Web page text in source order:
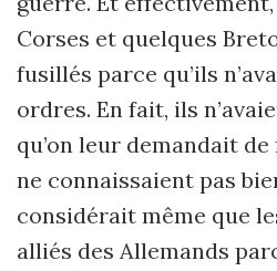
Corses et quelques
fusillés parce qu’ils
ordres. En fait, ils
qu’on leur demandait
ne connaissaient pas
considérait même que
alliés des Allemands